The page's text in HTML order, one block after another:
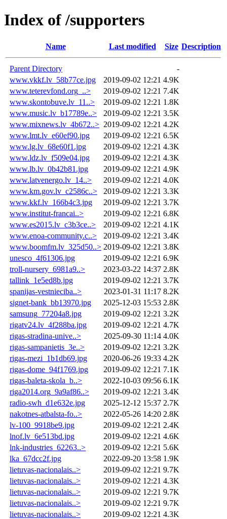
Index of /supporters
Name Last modified Size Description
Parent Directory
-
www.vkkf.lv_58b77ce.jpg
2019-09-02 12:21 4.9K
www.teterevfond.org_..>
2019-09-02 12:21 7.4K
www.skontobuve.lv_11..>
2019-09-02 12:21 1.8K
www.music.lv_b17789e..>
2019-09-02 12:21 3.5K
www.mixnews.lv_4b672..> 2019-09-02 12:21 4.2K
www.lmt.lv_e60ef90.jpg
2019-09-02 12:21 6.5K
www.lg.lv_68e60f1.jpg
2019-09-02 12:21 4.3K
www.ldz.lv_f509e04.jpg
2019-09-02 12:21 4.3K
www.lb.lv_0b42b81.jpg
2019-09-02 12:21 4.9K
www.latvenergo.lv_14..>
2019-09-02 12:21 4.0K
www.km.gov.lv_c2586c..>
2019-09-02 12:21 3.3K
www.kkf.lv_166b4c3.jpg
2019-09-02 12:21 3.7K
www.institut-francai..>
2019-09-02 12:21 6.8K
www.es2015.lv_c3b3ce..>
2019-09-02 12:21 4.1K
www.enoa-community.c..>
2019-09-02 12:21 3.4K
www.boomfm.lv_325d50..> 2019-09-02 12:21 3.8K
unesco_4f61306.jpg
2019-09-02 12:21 6.9K
troll-nursery_6981a9..>
2023-03-22 14:37 2.8K
tallink_1e5ed8b.jpg
2019-09-02 12:21 3.7K
spanijas-vestnieciba..>
2023-01-31 11:17 8.2K
signet-bank_bb13970.jpg
2025-12-03 15:53 2.8K
samsung_77204a8.jpg
2019-09-02 12:21 3.2K
rigatv24.lv_4f288ba.jpg
2019-09-02 12:21 4.7K
rigas-stradina-unive..>
2025-09-30 11:14 4.0K
rigas-sampanietis_3e..>
2019-09-02 12:21 3.2K
rigas-mezi_1b1db69.jpg
2020-06-26 19:33 4.2K
rigas-dome_94f1769.jpg
2019-09-02 12:21 7.1K
rigas-baleta-skola_b..>
2022-10-03 09:56 6.1K
riga2014.org_9a9af86..>
2019-09-02 12:21 3.4K
radio-swh_d1e632e.jpg
2025-12-12 15:37 2.7K
nakotnes-atbalsta-fo..>
2022-05-26 14:20 2.8K
lv-100_9918be9.jpg
2019-09-02 12:21 2.4K
lnof.lv_6e513bd.jpg
2019-09-02 12:21 4.6K
lnk-industries_62263..>
2019-09-02 12:21 5.6K
lka_67dcc2f.jpg
2022-09-20 13:58 1.9K
lietuvas-nacionalais..>
2019-09-02 12:21 9.7K
lietuvas-nacionalais..>
2019-09-02 12:21 4.3K
lietuvas-nacionalais..>
2019-09-02 12:21 9.7K
lietuvas-nacionalais..>
2019-09-02 12:21 9.7K
lietuvas-nacionalais..>
2019-09-02 12:21 4.3K